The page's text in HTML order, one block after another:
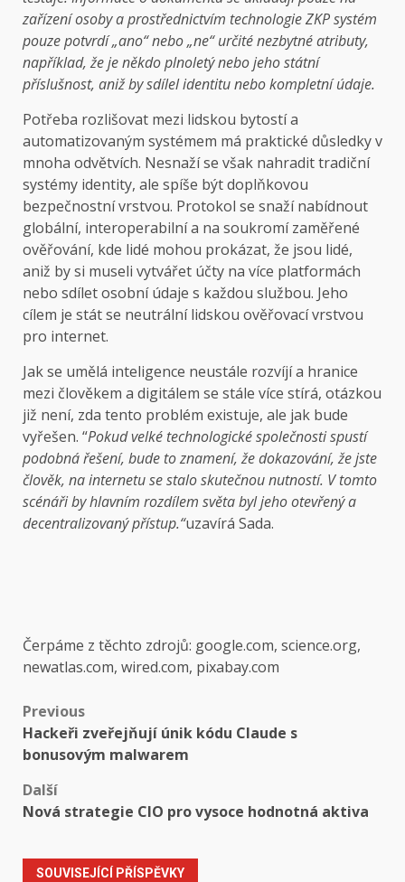
zařízení osoby a prostřednictvím technologie ZKP systém
pouze potvrdí „ano“ nebo „ne“ určité nezbytné atributy,
například, že je někdo plnoletý nebo jeho státní
příslušnost, aniž by sdílel identitu nebo kompletní údaje.
Potřeba rozlišovat mezi lidskou bytostí a
automatizovaným systémem má praktické důsledky v
mnoha odvětvích. Nesnaží se však nahradit tradiční
systémy identity, ale spíše být doplňkovou
bezpečnostní vrstvou. Protokol se snaží nabídnout
globální, interoperabilní a na soukromí zaměřené
ověřování, kde lidé mohou prokázat, že jsou lidé,
aniž by si museli vytvářet účty na více platformách
nebo sdílet osobní údaje s každou službou. Jeho
cílem je stát se neutrální lidskou ověřovací vrstvou
pro internet.
Jak se umělá inteligence neustále rozvíjí a hranice
mezi člověkem a digitálem se stále více stírá, otázkou
již není, zda tento problém existuje, ale jak bude
vyřešen. “Pokud velké technologické společnosti spustí
podobná řešení, bude to znamení, že dokazování, že jste
člověk, na internetu se stalo skutečnou nutností. V tomto
scénáři by hlavním rozdílem světa byl jeho otevřený a
decentralizovaný přístup.“uzavírá Sada.
Čerpáme z těchto zdrojů: google.com, science.org,
newatlas.com, wired.com, pixabay.com
Post
navigation
Previous
Hackeři zveřejňují únik kódu Claude s
bonusovým malwarem
Další
Nová strategie CIO pro vysoce hodnotná aktiva
SOUVISEJÍCÍ PŘÍSPĚVKY